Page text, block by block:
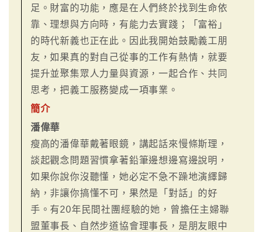
足。財富的功能，應是在人們終於找到生命依
靠、理想與方向時，有能力去實踐；「富裕」
的時代新義也正在此。因此我開始鼓勵義工朋
友，如果真的對自己從事的工作有熱情，就要
提升並聚集眾人力量與資源，一起合作、共同
思考，把義工服務變成一項事業。
簡介
潘偉華
瘦高的潘偉華戴著眼鏡，講起話來慢條斯理，
談起觀念問題習慣拿著鉛筆邊想邊寫邊說明，
如果你說你沒聽懂，她必定不急不躁地演繹歸
納，非讓你搞懂不可，果然是「對話」的好
手。有20年民間社團經驗的她，曾擔任主婦聯
盟董事長、自然步道協會理事長，是朋友眼中